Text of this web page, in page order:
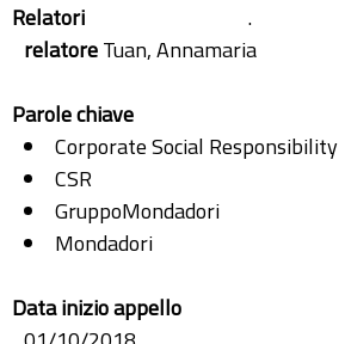
Relatori
.
relatoreTuan, Annamaria
Parole chiave
Corporate Social Responsibility
CSR
GruppoMondadori
Mondadori
Data inizio appello